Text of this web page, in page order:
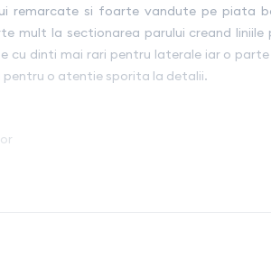
remarcate si foarte vandute pe piata
la sectionarea parului creand
cu dinti mai rari pentru laterale iar o
o atentie sporita la detalii.